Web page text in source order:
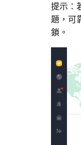
提示：
題，可
鎖。